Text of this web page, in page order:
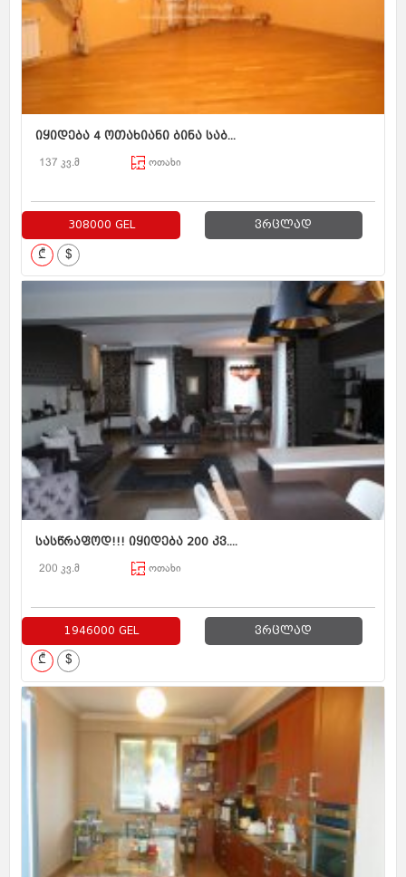
იყიდება 4 ოთახიანი ბინა საბ...
137 კვ.მ ოთახი
308000 GEL ვრცლად
₾ $
სასწრაფოდ!!! იყიდება 200 კვ....
200 კვ.მ ოთახი
1946000 GEL ვრცლად
₾ $